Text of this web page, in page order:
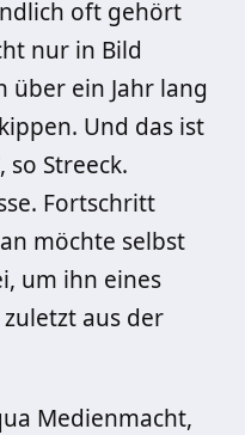
oft gehört
nur in Bild
über ein Jahr lang
Und das ist
so Streeck.
Fortschritt
möchte selbst
um ihn eines
aus der
Medienmacht,